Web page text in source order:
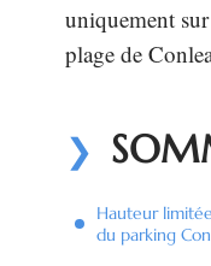
uniquement
plage de
Hauteur
du parking